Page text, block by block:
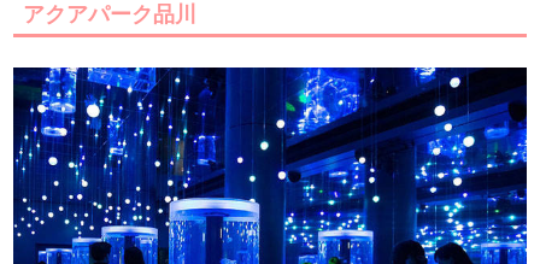
アクアパーク品川